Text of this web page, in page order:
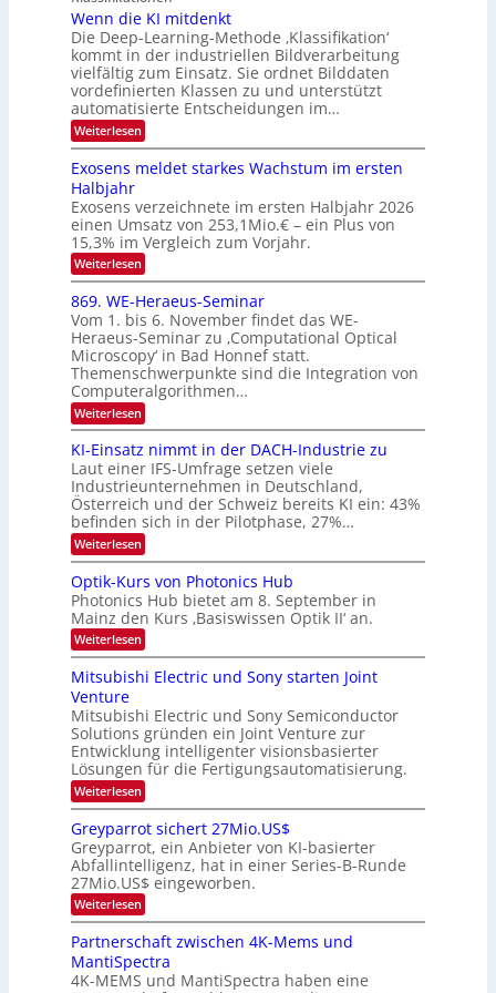
n
O
N
T
e
c
h
T
a
k
s
e
n
a
u
f
d
e
r
V
S
I
O
N
2
0
2
6
u
n
g
z
u
E
l
e
t
r
o
n
k
-
u
n
d
B
i
l
d
v
e
r
a
r
b
e
i
n
g
s
-
T
r
e
n
d
s
Wenn die KI mitdenkt
Die Deep-Learning-Methode ‚Klassifikation‘
kommt in der industriellen Bildverarbeitung
vielfältig zum Einsatz. Sie ordnet Bilddaten
vordefinierten Klassen zu und unterstützt
automatisierte Entscheidungen im…
Weiterlesen:
W
n
d
i
e
K
I
m
i
t
d
e
n
k
t
Exosens meldet starkes Wachstum im ersten
Halbjahr
Exosens verzeichnete im ersten Halbjahr 2026
einen Umsatz von 253,1Mio.€ – ein Plus von
15,3% im Vergleich zum Vorjahr.
Weiterlesen:
E
x
o
s
e
n
s
m
e
l
d
e
t
s
t
a
r
k
e
W
a
c
h
s
u
i
m
e
r
s
t
e
n
H
a
l
b
j
a
r
869. WE-Heraeus-Seminar
Vom 1. bis 6. November findet das WE-
Heraeus-Seminar zu ‚Computational Optical
Microscopy‘ in Bad Honnef statt.
Themenschwerpunkte sind die Integration von
Computeralgorithmen…
Weiterlesen:
8
9
.
W
E
-
H
e
r
a
e
u
s
-
S
e
n
a
r
KI-Einsatz nimmt in der DACH-Industrie zu
Laut einer IFS-Umfrage setzen viele
Industrieunternehmen in Deutschland,
Österreich und der Schweiz bereits KI ein: 43%
befinden sich in der Pilotphase, 27%…
Weiterlesen:
K
-
E
i
n
s
t
n
m
m
t
i
n
d
e
r
D
A
C
H
I
n
d
Optik-Kurs von Photonics Hub
Photonics Hub bietet am 8. September in
Mainz den Kurs ‚Basiswissen Optik II‘ an.
Weiterlesen:
O
p
t
k
-
K
u
r
s
v
o
n
P
h
o
t
o
n
i
c
Mitsubishi Electric und Sony starten Joint
Venture
Mitsubishi Electric und Sony Semiconductor
Solutions gründen ein Joint Venture zur
Entwicklung intelligenter visionsbasierter
Lösungen für die Fertigungsautomatisierung.
Weiterlesen:
M
t
s
u
b
i
s
i
E
Greyparrot sichert 27Mio.US$
Greyparrot, ein Anbieter von KI-basierter
Abfallintelligenz, hat in einer Series-B-Runde
27Mio.US$ eingeworben.
Weiterlesen:
G
r
e
y
p
Partnerschaft zwischen 4K-Mems und
MantiSpectra
4K-MEMS und MantiSpectra haben eine